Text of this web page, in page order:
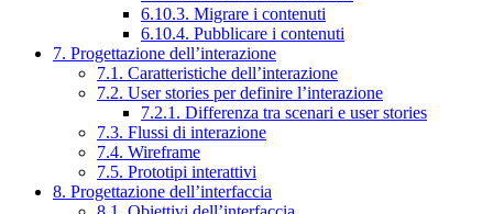
6.10.3. Migrare i contenuti
6.10.4. Pubblicare i contenuti
7. Progettazione dell’interazione
7.1. Caratteristiche dell’interazione
7.2. User stories per definire l’interazione
7.2.1. Differenza tra scenari e user stories
7.3. Flussi di interazione
7.4. Wireframe
7.5. Prototipi interattivi
8. Progettazione dell’interfaccia